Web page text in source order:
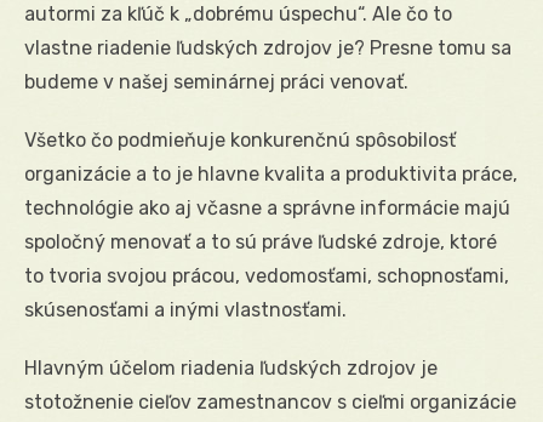
autormi za kľúč k „dobrému úspechu“. Ale čo to
vlastne riadenie ľudských zdrojov je? Presne tomu sa
budeme v našej seminárnej práci venovať.
Všetko čo podmieňuje konkurenčnú spôsobilosť
organizácie a to je hlavne kvalita a produktivita práce,
technológie ako aj včasne a správne informácie majú
spoločný menovať a to sú práve ľudské zdroje, ktoré
to tvoria svojou prácou, vedomosťami, schopnosťami,
skúsenosťami a inými vlastnosťami.
Hlavným účelom riadenia ľudských zdrojov je
stotožnenie cieľov zamestnancov s cieľmi organizácie